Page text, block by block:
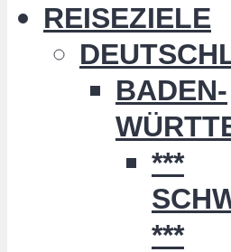
REISEZIELE
BADEN-
***
***